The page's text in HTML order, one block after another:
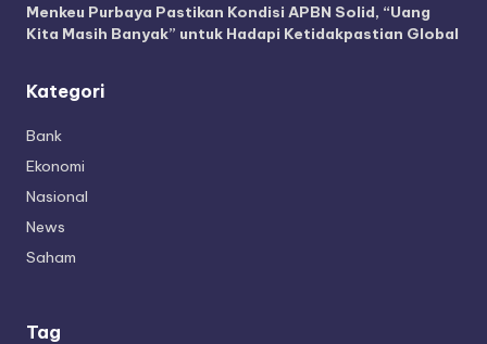
Menkeu Purbaya Pastikan Kondisi APBN Solid, “Uang
Kita Masih Banyak” untuk Hadapi Ketidakpastian Global
Kategori
Bank
Ekonomi
Nasional
News
Saham
Tag